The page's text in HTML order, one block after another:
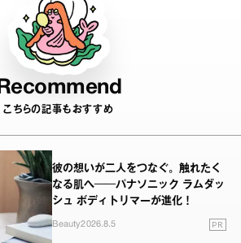
Recommend
こちらの記事もおすすめ
彼の想いが二人をつなぐ。触れたく
なる肌へ──パナソニック ラムダッ
シュ ボディトリマーが進化！
Beauty2026.8.5 PR